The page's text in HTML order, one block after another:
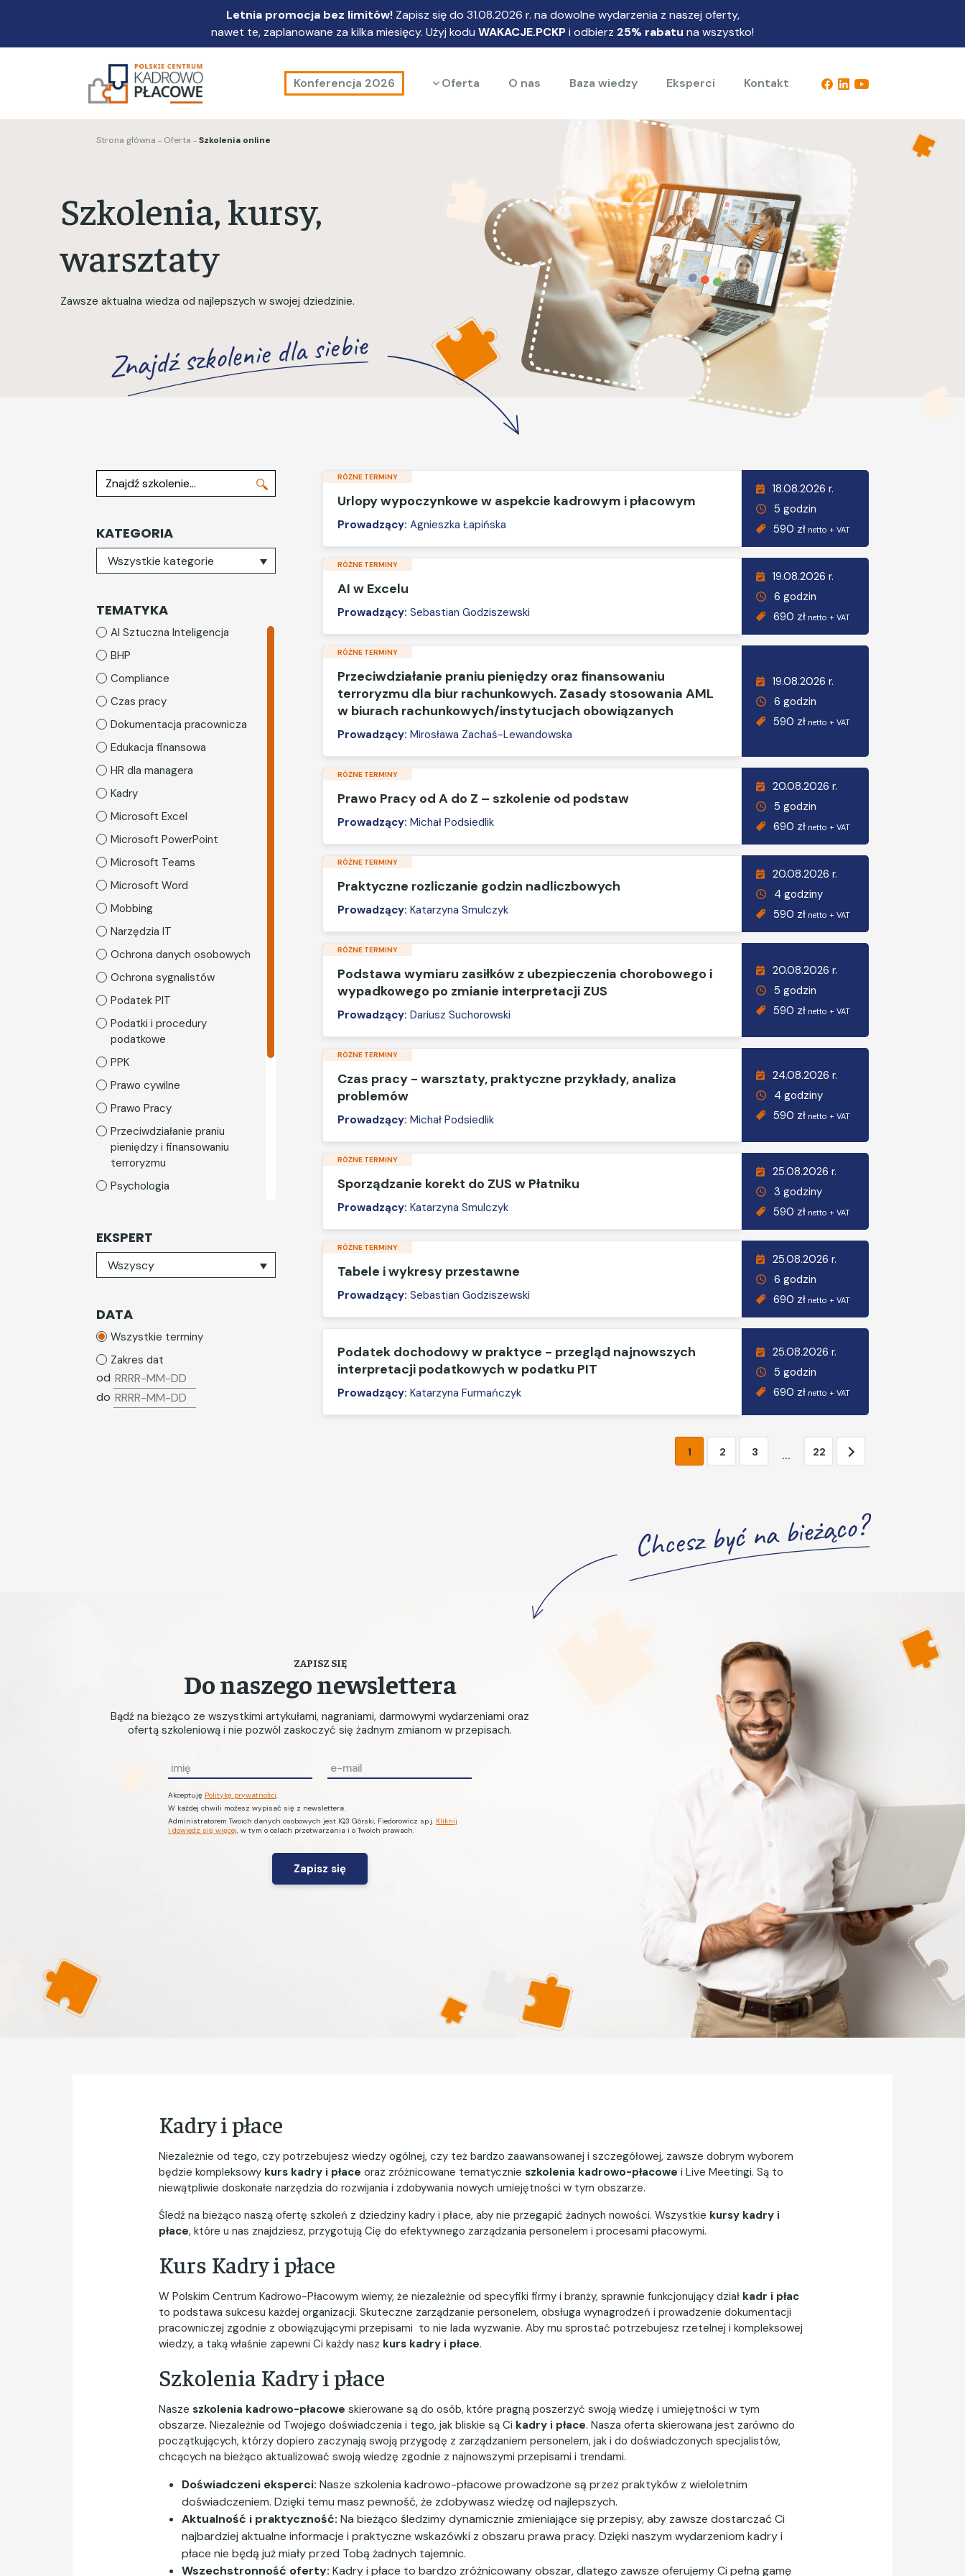
Letnia promocja bez limitów!Zapisz się do 31.08.2026 r. na dowolne wydarzenia z naszej oferty,
nawet te, zaplanowane za kilka miesięcy. Użyj kodu WAKACJE.PCKPi odbierz 25% rabatu na wszystko!
Konferencja 2026 Oferta O nas Baza wiedzy Eksperci Kontakt
Strona główna Oferta Szkolenia online
Szkolenia, kursy,
warsztaty
Zawsze aktualna wiedza od najlepszych w swojej dziedzinie.
Znajdź szkolenie dla siebie
Znajdź szkolenie
KATEGORIA
Wybierz kategorię
Wszystkie kategorie
TEMATYKA
AI Sztuczna Inteligencja
BHP
Compliance
Czas pracy
Dokumentacja pracownicza
Edukacja finansowa
HR dla managera
Kadry
Microsoft Excel
Microsoft PowerPoint
Microsoft Teams
Microsoft Word
Mobbing
Narzędzia IT
Ochrona danych osobowych
Ochrona sygnalistów
Podatek PIT
Podatki i procedury
podatkowe
PPK
Prawo cywilne
Prawo Pracy
Przeciwdziałanie praniu
pieniędzy i finansowaniu
terroryzmu
Psychologia
Skarbnica rodzica
TSL i gospodarka
magazynowa
wynagrodzeń
Zatrudnianie cudzoziemców
ZFŚS
ZUS
EKSPERT
Wybierz eksperta
Wszyscy
DATA
Wszystkie terminy
Zakres dat
od
do
RÓŻNE TERMINY
Urlopy wypoczynkowe w aspekcie kadrowym i płacowym
Prowadzący: Agnieszka Łapińska
18.08.2026 r.
5 godzin
590 zł netto + VAT
RÓŻNE TERMINY
AI w Excelu
Prowadzący: Sebastian Godziszewski
19.08.2026 r.
6 godzin
690 zł netto + VAT
RÓŻNE TERMINY
Przeciwdziałanie praniu pieniędzy oraz finansowaniu
terroryzmu dla biur rachunkowych. Zasady stosowania AML
w biurach rachunkowych/instytucjach obowiązanych
Prowadzący: Mirosława Zachaś-Lewandowska
19.08.2026 r.
6 godzin
590 zł netto + VAT
RÓŻNE TERMINY
Prawo Pracy od A do Z – szkolenie od podstaw
Prowadzący: Michał Podsiedlik
20.08.2026 r.
5 godzin
690 zł netto + VAT
RÓŻNE TERMINY
Praktyczne rozliczanie godzin nadliczbowych
Prowadzący: Katarzyna Smulczyk
20.08.2026 r.
4 godziny
590 zł netto + VAT
RÓŻNE TERMINY
Podstawa wymiaru zasiłków z ubezpieczenia chorobowego i
wypadkowego po zmianie interpretacji ZUS
Prowadzący: Dariusz Suchorowski
20.08.2026 r.
5 godzin
590 zł netto + VAT
RÓŻNE TERMINY
Czas pracy - warsztaty, praktyczne przykłady, analiza
problemów
Prowadzący: Michał Podsiedlik
24.08.2026 r.
4 godziny
590 zł netto + VAT
RÓŻNE TERMINY
Sporządzanie korekt do ZUS w Płatniku
Prowadzący: Katarzyna Smulczyk
25.08.2026 r.
3 godziny
590 zł netto + VAT
RÓŻNE TERMINY
Tabele i wykresy przestawne
Prowadzący: Sebastian Godziszewski
25.08.2026 r.
6 godzin
690 zł netto + VAT
Podatek dochodowy w praktyce - przegląd najnowszych
interpretacji podatkowych w podatku PIT
Prowadzący: Katarzyna Furmańczyk
25.08.2026 r.
5 godzin
690 zł netto + VAT
1 2 3 ... 22
Chcesz być na bieżąco?
ZAPISZ SIĘ
Do naszego newslettera
Bądź na bieżąco ze wszystkimi artykułami, nagraniami, darmowymi wydarzeniami oraz
ofertą szkoleniową i nie pozwól zaskoczyć się żadnym zmianom w przepisach.
m
i
ę
*
E
m
i
l
*
Akceptuję Politykę prywatności.
W każdej chwili możesz wypisać się z newslettera.
Administratorem Twoich danych osobowych jest IQ3 Górski, Fiedorowicz sp.j. Kliknij
i dowiedz się więcej, w tym o celach przetwarzania i o Twoich prawach.
Kadry i płace
Niezależnie od tego, czy potrzebujesz wiedzy ogólnej, czy też bardzo zaawansowanej i szczegółowej, zawsze dobrym wyborem
będzie kompleksowy kurs kadry i płace oraz zróżnicowane tematycznie szkolenia kadrowo-płacowe i Live Meetingi. Są to
niewątpliwie doskonałe narzędzia do rozwijania i zdobywania nowych umiejętności w tym obszarze.
Śledź na bieżąco naszą ofertę szkoleń z dziedziny kadry i płace, aby nie przegapić żadnych nowości. Wszystkie kursy kadry i
płace, które u nas znajdziesz, przygotują Cię do efektywnego zarządzania personelem i procesami płacowymi.
Kurs Kadry i płace
W Polskim Centrum Kadrowo-Płacowym wiemy, że niezależnie od specyfiki firmy i branży, sprawnie funkcjonujący dział kadr i płac
to podstawa sukcesu każdej organizacji. Skuteczne zarządzanie personelem, obsługa wynagrodzeń i prowadzenie dokumentacji
pracowniczej zgodnie z obowiązującymi przepisami to nie lada wyzwanie. Aby mu sprostać potrzebujesz rzetelnej i kompleksowej
wiedzy, a taką właśnie zapewni Ci każdy nasz kurs kadry i płace.
Szkolenia Kadry i płace
Nasze szkolenia kadrowo-płacowe skierowane są do osób, które pragną poszerzyć swoją wiedzę i umiejętności w tym
obszarze. Niezależnie od Twojego doświadczenia i tego, jak bliskie są Ci kadry i płace. Nasza oferta skierowana jest zarówno do
początkujących, którzy dopiero zaczynają swoją przygodę z zarządzaniem personelem, jak i do doświadczonych specjalistów,
chcących na bieżąco aktualizować swoją wiedzę zgodnie z najnowszymi przepisami i trendami.
Doświadczeni eksperci: Nasze szkolenia kadrowo-płacowe prowadzone są przez praktyków z wieloletnim
doświadczeniem. Dzięki temu masz pewność, że zdobywasz wiedzę od najlepszych.
Aktualność i praktyczność: Na bieżąco śledzimy dynamicznie zmieniające się przepisy, aby zawsze dostarczać Ci
najbardziej aktualne informacje i praktyczne wskazówki z obszaru prawa pracy. Dzięki naszym wydarzeniom kadry i
płace nie będą już miały przed Tobą żadnych tajemnic.
Wszechstronność oferty: Kadry i płace to bardzo zróżnicowany obszar, dlatego zawsze oferujemy Ci pełną gamę